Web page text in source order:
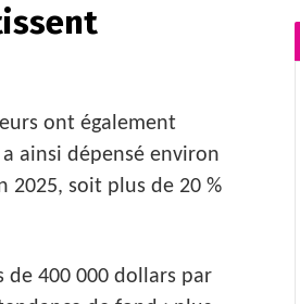
ont également
ainsi dépensé environ
2025, soit plus de 20 %
de 400 000 dollars par